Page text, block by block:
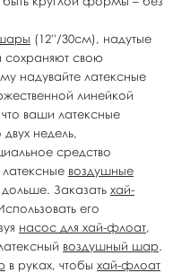
(12''/30см), надутые
сохраняют свою
надувайте латексные
линейкой
ваши латексные
недель,
средство
воздушные
дольше. Заказать хай-
его
насос для хай-флоат,
воздушный шар.
в руках, чтобы хай-флоат